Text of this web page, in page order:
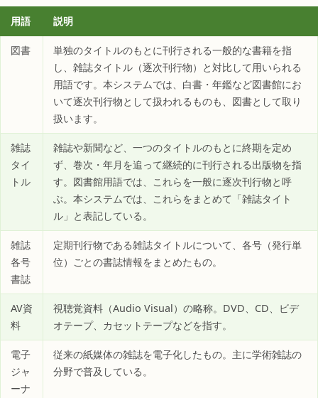
用語 説明
図書
単独のタイトルのもとに刊行される一般的な書籍を指
し、雑誌タイトル（逐次刊行物）と対比して用いられる
用語です。本システムでは、白書・年鑑など図書館にお
いて逐次刊行物として扱われるものも、図書として取り
扱います。
雑誌
タイ
トル
雑誌や新聞など、一つのタイトルのもとに終期を定め
ず、巻次・年月を追って継続的に刊行される出版物を指
す。図書館用語では、これらを一般に逐次刊行物と呼
ぶ。本システムでは、これらをまとめて「雑誌タイト
ル」と表記している。
雑誌
各号
書誌
定期刊行物である雑誌タイトルについて、各号（発行単
位）ごとの書誌情報をまとめたもの。
AV資
料
視聴覚資料（Audio Visual）の略称。DVD、CD、ビデ
オテープ、カセットテープなどを指す。
電子
ジャ
ーナ
従来の紙媒体の雑誌を電子化したもの。主に学術雑誌の
分野で普及している。